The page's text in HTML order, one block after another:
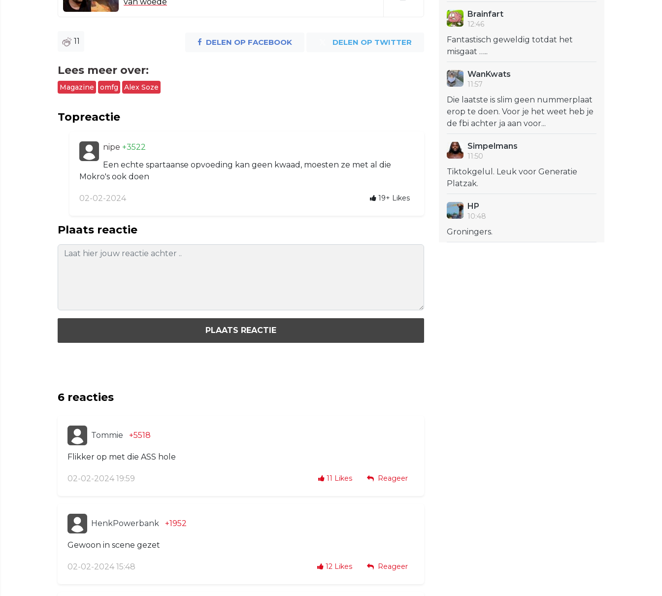
11 DELEN OP FACEBOOK DELEN OP TWITTER
Lees meer over:
Magazine omfg Alex Soze
Topreactie
nipe +3522
Een echte spartaanse opvoeding kan geen kwaad, moesten ze met al die
Mokro's ook doen
02-02-2024 19+ Likes
Plaats reactie
PLAATS REACTIE
6 reacties
Tommie +5518
Flikker op met die ASS hole
02-02-2024 19:59 11 Likes Reageer
HenkPowerbank +1952
Gewoon in scene gezet
02-02-2024 15:48 12 Likes Reageer
Brainfart
12:46
Fantastisch geweldig totdat het
misgaat …..
WanKwats
11:57
Die laatste is slim geen nummerplaat
erop te doen. Voor je het weet heb je
de fbi achter ja aan voor...
Simpelmans
11:50
Tiktokgelul. Leuk voor Generatie
Platzak.
HP
10:48
Groningers.